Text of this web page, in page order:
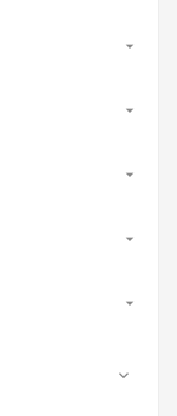





